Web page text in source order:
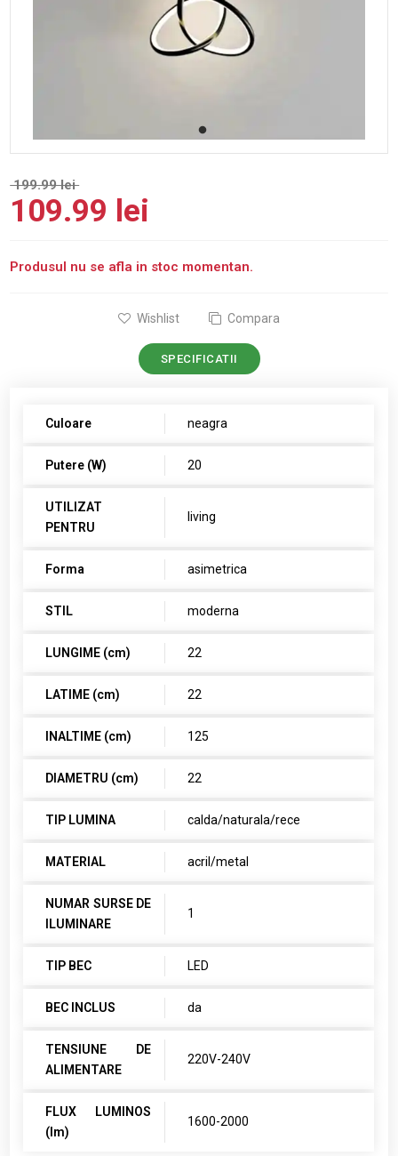
199.99 lei
109.99 lei
Produsul nu se afla in stoc momentan.
Wishlist Compara
SPECIFICATII
Culoare neagra
Putere (W) 20
UTILIZAT
PENTRU
living
Forma asimetrica
STIL moderna
LUNGIME (cm) 22
LATIME (cm) 22
INALTIME (cm) 125
DIAMETRU (cm) 22
TIP LUMINA calda/naturala/rece
MATERIAL acril/metal
NUMAR SURSE DE
ILUMINARE
1
TIP BEC LED
BEC INCLUS da
TENSIUNE DE
ALIMENTARE
220V-240V
FLUX LUMINOS
(lm)
1600-2000